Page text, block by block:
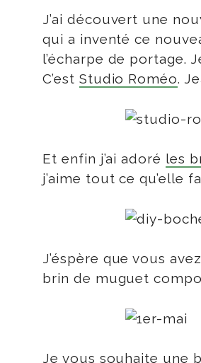
J’ai découvert une
qui a inventé ce
l’écharpe de portage.
C’est Studio Roméo.
Et enfin j’ai adoré les
j’aime tout ce qu’elle
J’éspère que vous
brin de muguet
Je vous souhaite une